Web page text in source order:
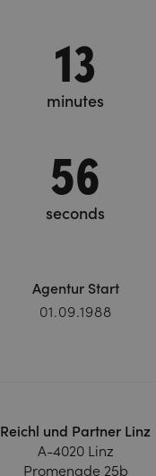
13
minutes
58
seconds
Agentur Start
01.09.1988
Reichl und Partner Linz
A-4020 Linz
Promenade 25b